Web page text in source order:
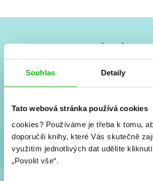
Souhlas Detaily
Tato webová stránka používá cookies
cookies? Používáme je třeba k tomu,
doporučili knihy, které Vás skutečně
využitím jednotlivých dat udělíte
„Povolit vše“.
Vše kolem #youngadult každý měsíc
a seriálové adaptace a